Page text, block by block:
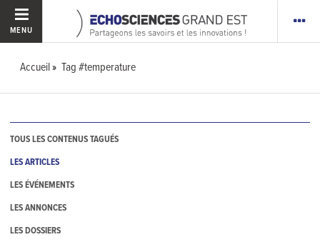
MENU
Accueil Tag #temperature
TOUS LES CONTENUS TAGUÉS
LES ARTICLES
LES ÉVÉNEMENTS
LES ANNONCES
LES DOSSIERS